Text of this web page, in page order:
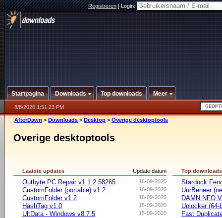
Registreren|Login:
Startpagina Downloads Top downloads Meer
8/8/2026 1:51:23 PM
AfterDawn > Downloads > Desktop > Overige desktoptools
Overige desktoptools
Update datum
Laatste updates
16-09-2020
Outbyte PC Repair v1.1.2.58265
16-09-2020
CustomFolder (portable) v1.2
16-09-2020
CustomFolder v1.2
15-09-2020
HashTag v1.0
15-09-2020
UltData - Windows v8.7.5
Top downloads
Stardock
UurBeheer
DAMN NFO
Unlocker (64-
Fast